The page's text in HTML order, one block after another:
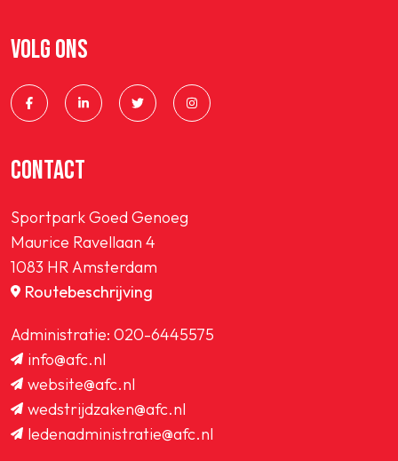
VOLG ONS
CONTACT
Sportpark Goed Genoeg
Maurice Ravellaan 4
1083 HR Amsterdam
Routebeschrijving
Administratie: 020-6445575
info@afc.nl
website@afc.nl
wedstrijdzaken@afc.nl
ledenadministratie@afc.nl